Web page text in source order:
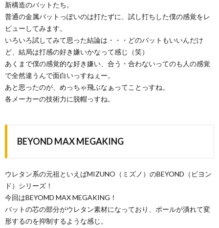
新構造のバットたち。
普通の金属バットっぽいのは打たずに、試し打ちした僕の感覚をレ
ビューしてみます。
いろいろ試してみて思った結論は・・・どのバットもいいんだけ
ど、結局は打感の好き嫌いかなって感じ（笑）
あくまで僕の感覚的な好き嫌い、合う・合わないってのも人の感覚
で全然違うんで面白いっすねぇー。
あと思ったのが、めっちゃ飛ぶなぁってことっすね。
各メーカーの技術力に脱帽っすね。
BEYOND MAX MEGAKING
ウレタン系の元祖といえばMIZUNO（ミズノ）のBEYOND（ビヨン
ド）シリーズ！
今回はBEYOMD MAX MEGAKING！
バットの芯の部分がウレタン素材になっており、ボールが潰れて変
形するのを抑制するような感じ。